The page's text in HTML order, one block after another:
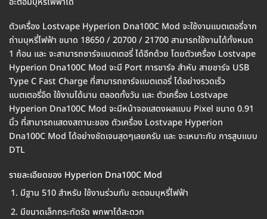
ตัวเครื่อง Lostvape Hyperion Dna100C Mod จะใช้งานแบตเตอรี่จาก
ถ่านบุหรี่ไฟฟ้า ขนาด 18650 / 20700 / 21700 สามารถใช้งานได้ทั้งหมด
1 ก้อน และ จะสามารถชาร์จแบตเตอรี่ ได้อีกด้วย โดยตัวเครื่อง Lostvape
Hyperion Dna100C Mod จะมี Port การชาร์จ สำหับ สายชาร์จ USB
Type C Fast Charge ที่สามารถชาร์จแบตเตอรี่ ได้อย่างรวดเร็ว
แบตเตอรี่อึด ใช้งานได้นาน ตลอดทั้งวัน และ ตัวเครื่อง Lostvape
Hyperion Dna100C Mod จะมีหน้าจอแสดงผลแบบ Pixel ขนาด 0.91
นิ้ว ที่สามารถแสดงสถานะของ ตัวเครื่อง Lostvape Hyperion
Dna100C Mod ได้อย่างชัดเจนสุดๆเลยครับ และ จะเหมาะกับ การสูบแบบ
DTL
รายละเอียดของ Hyperion Dna100C Mod
มีฐาน 510 สำหรับ ใช้งานร่วมกับ อะตอมบุหรี่ไฟฟ้า
มีขนาดเล็กกระทัดรัด พกพาได้สะดวก